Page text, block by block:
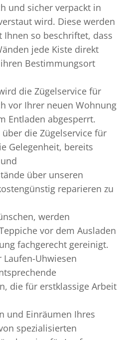
und sicher verpackt in
wird. Diese werden
Ihnen so beschriftet, dass
jede Kiste direkt
Bestimmungsort
die Zügelservice für
vor Ihrer neuen Wohnung
Entladen abgesperrt.
die Zügelservice für
Gelegenheit, bereits
über unseren
reparieren zu
werden
vor dem Ausladen
fachgerecht gereinigt.
Laufen-Uhwiesen
die für erstklassige Arbeit
und Einräumen Ihres
spezialisierten